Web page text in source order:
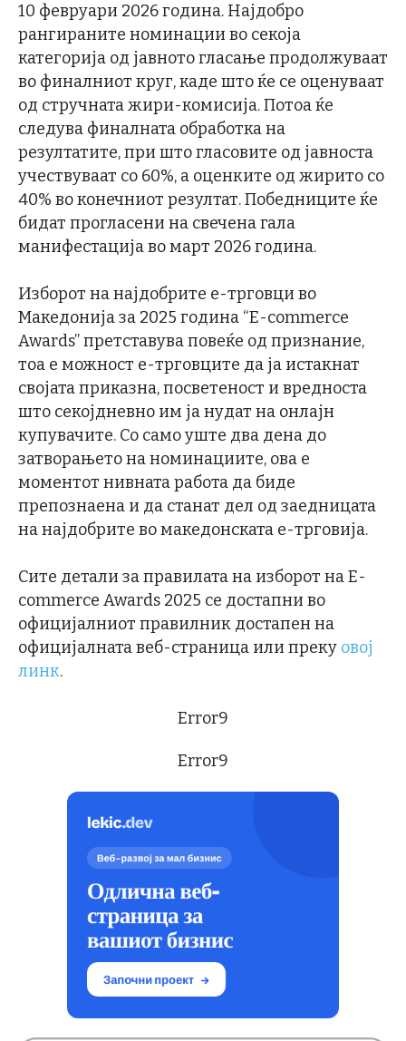
10 февруари 2026 година. Најдобро
рангираните номинации во секоја
категорија од јавното гласање продолжуваат
во финалниот круг, каде што ќе се оценуваат
од стручната жири-комисија. Потоа ќе
следува финалната обработка на
резултатите, при што гласовите од јавноста
учествуваат со 60%, а оценките од жирито со
40% во конечниот резултат. Победниците ќе
бидат прогласени на свечена гала
манифестација во март 2026 година.
Изборот на најдобрите е-трговци во
Македонија за 2025 година “E-commerce
Awards” претставува повеќе од признание,
тоа е можност е-трговците да ја истакнат
својата приказна, посветеност и вредноста
што секојдневно им ја нудат на онлајн
купувачите. Со само уште два дена до
затворањето на номинациите, ова е
моментот нивната работа да биде
препознаена и да станат дел од заедницата
на најдобрите во македонската е-трговија.
Сите детали за правилата на изборот на E-
commerce Awards 2025 се достапни во
официјалниот правилник достапен на
официјалната веб-страница или преку овој
линк.
Error9
Error9